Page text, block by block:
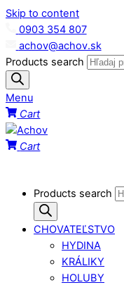
Skip to content
0903 354 807
achov@achov.sk
Products search
Menu
Cart
Cart
Products search
CHOVATEĽSTVO
HYDINA
KRÁLIKY
HOLUBY